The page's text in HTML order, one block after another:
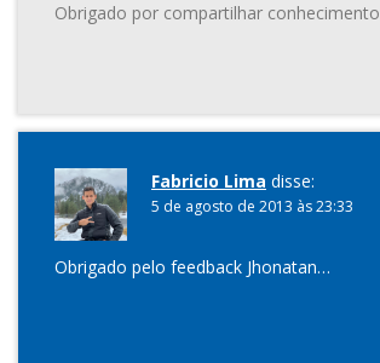
Obrigado por compartilhar conhecimento
Fabricio Lima disse:
5 de agosto de 2013 às 23:33
Obrigado pelo feedback Jhonatan…